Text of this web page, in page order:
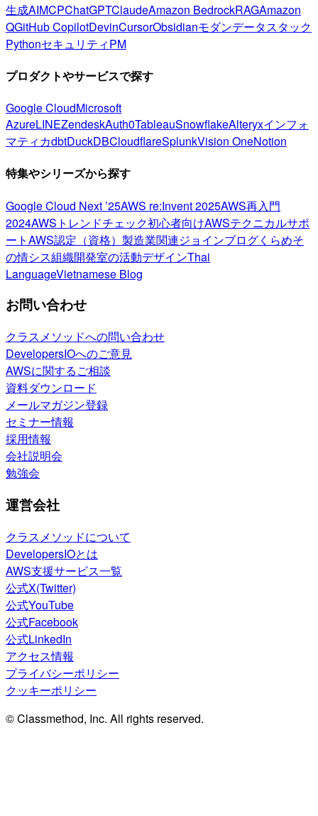
生成AIMCPChatGPTClaudeAmazon BedrockRAGAmazon
QGitHub CopilotDevinCursorObsidianモダンデータスタック
PythonセキュリティPM
プロダクトやサービスで探す
Google CloudMicrosoft
AzureLINEZendeskAuth0TableauSnowflakeAlteryxインフォ
マティカdbtDuckDBCloudflareSplunkVision OneNotion
特集やシリーズから探す
Google Cloud Next ’25AWS re:Invent 2025AWS再入門
2024AWSトレンドチェック初心者向けAWSテクニカルサポ
ートAWS認定（資格） 製造業関連ジョインブログくらめそ
の情シス組織開発室の活動デザインThai
LanguageVietnamese Blog
お問い合わせ
クラスメソッドへの問い合わせ
DevelopersIOへのご意見
AWSに関するご相談
資料ダウンロード
メールマガジン登録
セミナー情報
採用情報
会社説明会
勉強会
運営会社
クラスメソッドについて
DevelopersIOとは
AWS支援サービス一覧
公式X(Twitter)
公式YouTube
公式Facebook
公式LinkedIn
アクセス情報
プライバシーポリシー
クッキーポリシー
© Classmethod, Inc. All rights reserved.